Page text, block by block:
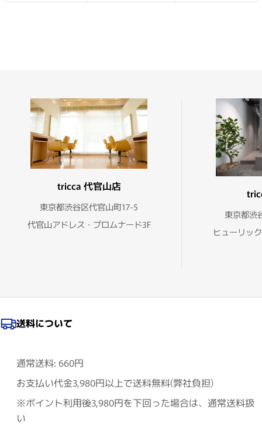
tricca 代官山店
東京都渋谷区代官山町17-5
代官山アドレス・プロムナード3F
東京都渋
ヒューリッ
送料について
通常送料: 660円
お支払い代金3,980円以上で送料無料(弊社負担)
※ポイント利用後3,980円を下回った場合は、通常送料扱
い